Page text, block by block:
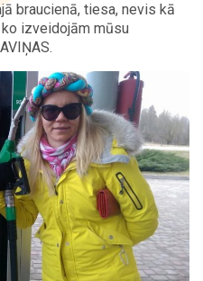
Par ASTARTE
braucienā, tiesa, nevis kā
izveidojām mūsu